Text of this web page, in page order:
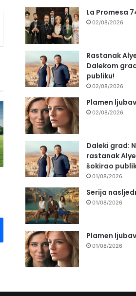
La Promesa
02/08/2026
Rastanak
Dalekom
publiku!
02/08/2026
Plamen
02/08/2026
Daleki grad:
rastanak
šokirao
01/08/2026
Serija
01/08/2026
Plamen
01/08/2026